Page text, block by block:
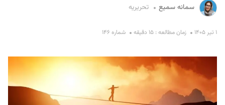
سمانه سمیع تحریریه
۱ تیر ۱۴۰۵ زمان مطالعه : ۱۵ دقیقه شماره ۱۴۶